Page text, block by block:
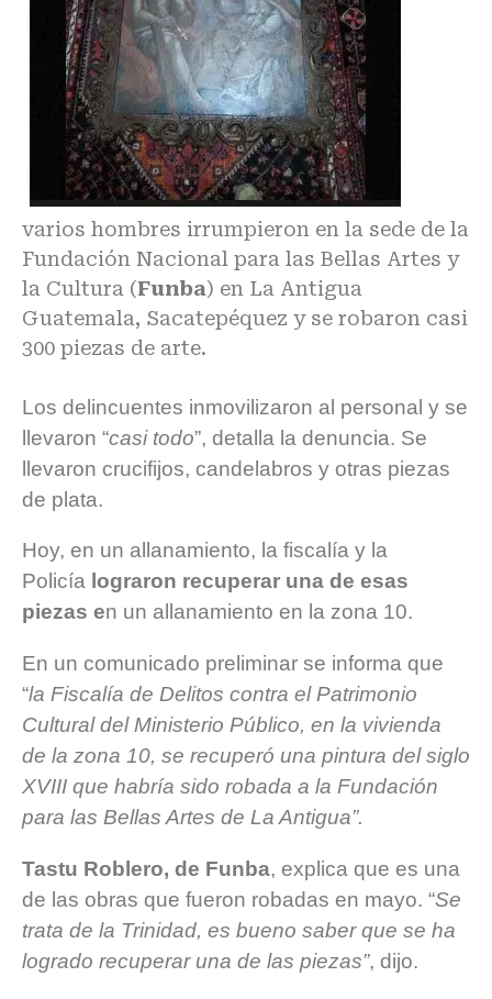
varios hombres irrumpieron en la sede de la
Fundación Nacional para las Bellas Artes y
la Cultura (Funba) en La Antigua
Guatemala, Sacatepéquez y se robaron casi
300 piezas de arte.
Los delincuentes inmovilizaron al personal y se
llevaron “casi todo”, detalla la denuncia. Se
llevaron crucifijos, candelabros y otras piezas
de plata.
Hoy, en un allanamiento, la fiscalía y la
Policía lograron recuperar una de esas
piezas en un allanamiento en la zona 10.
En un comunicado preliminar se informa que
“la Fiscalía de Delitos contra el Patrimonio
Cultural del Ministerio Público, en la vivienda
de la zona 10, se recuperó una pintura del siglo
XVIII que habría sido robada a la Fundación
para las Bellas Artes de La Antigua”.
Tastu Roblero, de Funba, explica que es una
de las obras que fueron robadas en mayo. “Se
trata de la Trinidad, es bueno saber que se ha
logrado recuperar una de las piezas”, dijo.